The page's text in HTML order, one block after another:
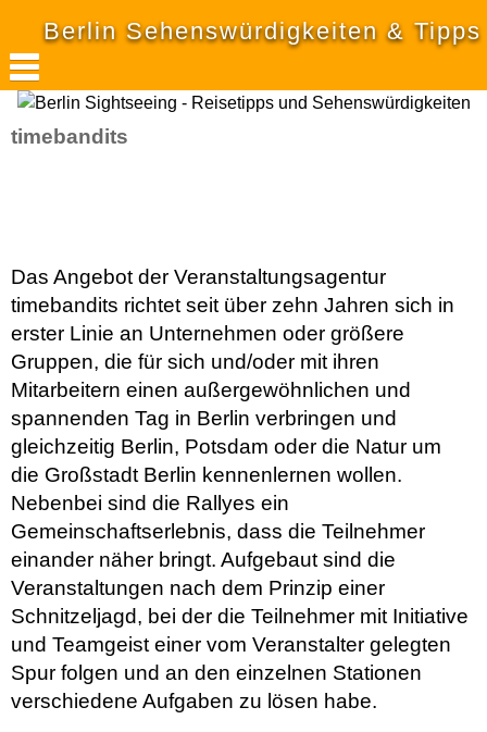
Berlin Sehenswürdigkeiten & Tipps
timebandits
Das Angebot der Veranstaltungsagentur
timebandits richtet seit über zehn Jahren sich in
erster Linie an Unternehmen oder größere
Gruppen, die für sich und/oder mit ihren
Mitarbeitern einen außergewöhnlichen und
spannenden Tag in Berlin verbringen und
gleichzeitig Berlin, Potsdam oder die Natur um
die Großstadt Berlin kennenlernen wollen.
Nebenbei sind die Rallyes ein
Gemeinschaftserlebnis, dass die Teilnehmer
einander näher bringt. Aufgebaut sind die
Veranstaltungen nach dem Prinzip einer
Schnitzeljagd, bei der die Teilnehmer mit Initiative
und Teamgeist einer vom Veranstalter gelegten
Spur folgen und an den einzelnen Stationen
verschiedene Aufgaben zu lösen habe.